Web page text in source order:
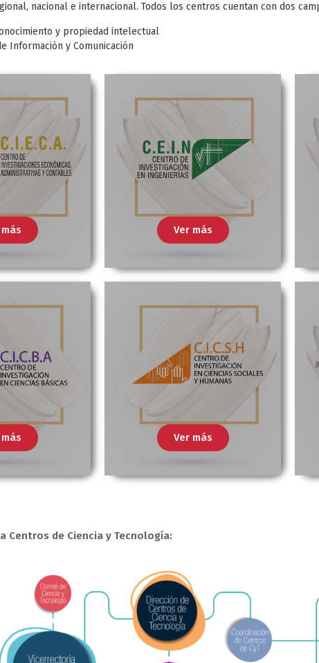
nacional e internacional. Todos los centros cuentan con dos
y propiedad intelectual
Información y Comunicación
Ver más
Ver más
Centros de Ciencia y Tecnología: